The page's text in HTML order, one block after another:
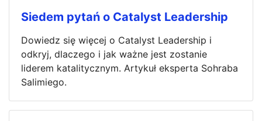
Siedem pytań o Catalyst Leadership
Dowiedz się więcej o Catalyst Leadership i
odkryj, dlaczego i jak ważne jest zostanie
liderem katalitycznym. Artykuł eksperta Sohraba
Salimiego.